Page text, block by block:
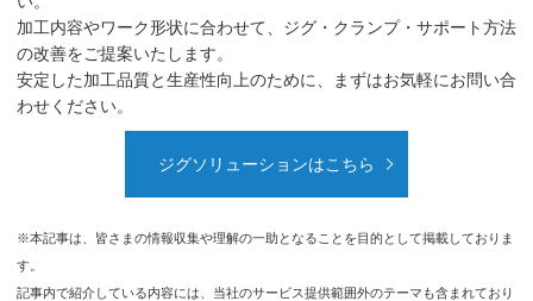
加工内容やワーク形状に合わせて、ジグ・クランプ・サポート方法
の改善をご提案いたします。
安定した加工品質と生産性向上のために、まずはお気軽にお問い合
わせください。
ジグソリューションはこちら
※本記事は、皆さまの情報収集や理解の一助となることを目的として掲載しておりま
す。
記事内で紹介している内容には、当社のサービス提供範囲外のテーマも含まれており